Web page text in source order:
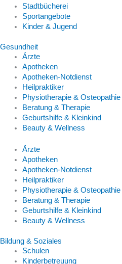
Stadtbücherei
Sportangebote
Kinder & Jugend
Gesundheit
Ärzte
Apotheken
Apotheken-Notdienst
Heilpraktiker
Physiotherapie & Osteopathie
Beratung & Therapie
Geburtshilfe & Kleinkind
Beauty & Wellness
Ärzte
Apotheken
Apotheken-Notdienst
Heilpraktiker
Physiotherapie & Osteopathie
Beratung & Therapie
Geburtshilfe & Kleinkind
Beauty & Wellness
Bildung & Soziales
Schulen
Kinderbetreuung